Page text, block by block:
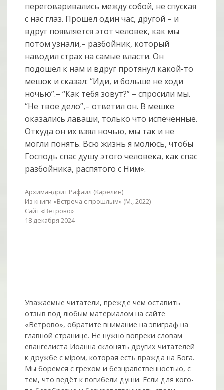
переговаривались между собой, не спуская
с нас глаз. Прошел один час, другой – и
вдруг появляется этот человек, как мы
потом узнали,– разбойник, который
наводил страх на самые власти. Он
подошел к нам и вдруг протянул какой-то
мешок и сказал: “Иди, и больше не ходи
ночью”.– “Как тебя зовут?” – спросили мы.
“Не твое дело”,– ответил он. В мешке
оказались лаваши, только что испеченные.
Откуда он их взял ночью, мы так и не
могли понять. Всю жизнь я молюсь, чтобы
Господь спас душу этого человека, как спас
разбойника, распятого с Ним».
Архимандрит Рафаил (Карелин)
Из книги «Встреча с прошлым» (М., 2022)
Сайт «Ветрово»
18 декабря 2024
Уважаемые читатели, прежде чем оставить
отзыв под любым материалом на сайте
«Ветрово», обратите внимание на эпиграф на
главной странице. Не нужно вопреки словам
евангелиста Иоанна склонять других читателей
к дружбе с мiром, которая есть вражда на Бога.
Мы боремся с грехом и без­нрав­ствен­ностью, с
тем, что ведёт к погибели души. Если для кого-